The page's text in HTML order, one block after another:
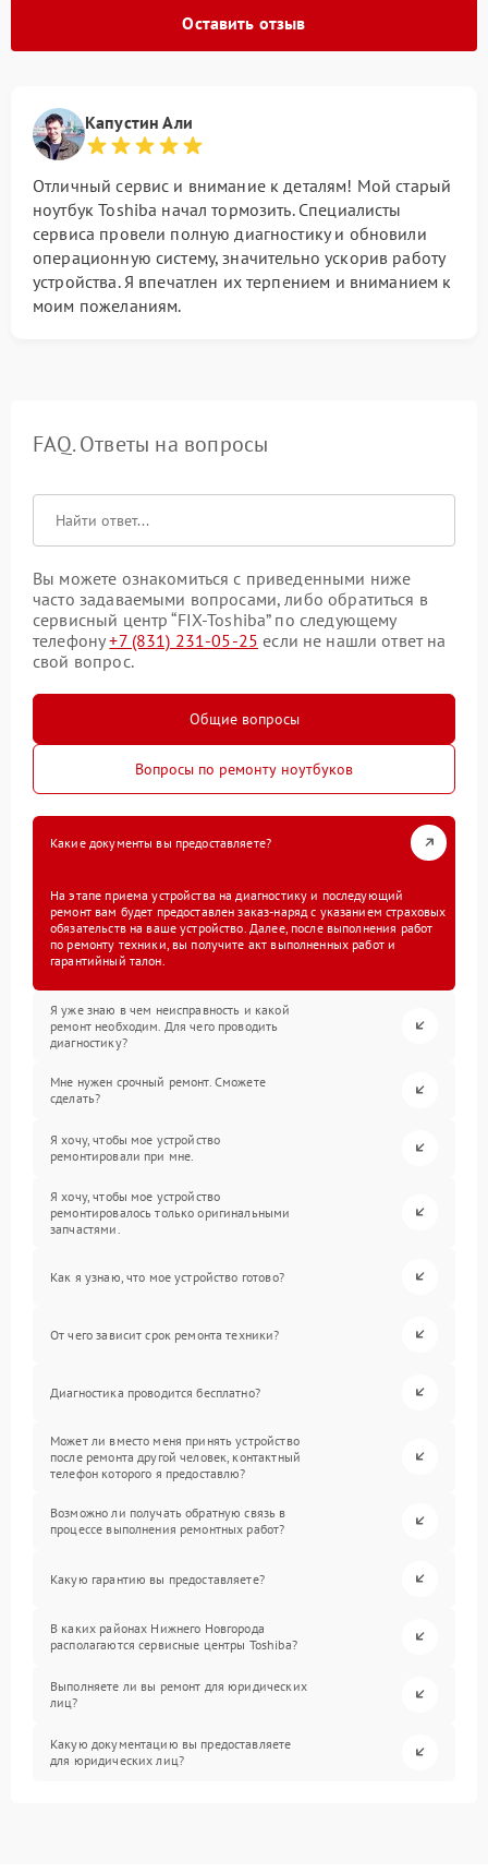
Оставить отзыв
Капустин Али
Отличный сервис и внимание к деталям! Мой старый
ноутбук Toshiba начал тормозить. Специалисты
сервиса провели полную диагностику и обновили
операционную систему, значительно ускорив работу
устройства. Я впечатлен их терпением и вниманием к
моим пожеланиям.
FAQ. Ответы на вопросы
Вы можете ознакомиться с приведенными ниже
часто задаваемыми вопросами, либо обратиться в
сервисный центр “FIX-Toshiba” по следующему
телефону+7 (831) 231-05-25 если не нашли ответ на
свой вопрос.
Общие вопросы
Вопросы по ремонту ноутбуков
Какие документы вы предоставляете?
На этапе приема устройства на диагностику и последующий
ремонт вам будет предоставлен заказ-наряд с указанием страховых
обязательств на ваше устройство. Далее, после выполнения работ
по ремонту техники, вы получите акт выполненных работ и
гарантийный талон.
Я уже знаю в чем неисправность и какой
ремонт необходим. Для чего проводить
диагностику?
Мне нужен срочный ремонт. Сможете
сделать?
Я хочу, чтобы мое устройство
ремонтировали при мне.
Я хочу, чтобы мое устройство
ремонтировалось только оригинальными
запчастями.
Как я узнаю, что мое устройство готово?
От чего зависит срок ремонта техники?
Диагностика проводится бесплатно?
Может ли вместо меня принять устройство
после ремонта другой человек, контактный
телефон которого я предоставлю?
Возможно ли получать обратную связь в
процессе выполнения ремонтных работ?
Какую гарантию вы предоставляете?
В каких районах Нижнего Новгорода
располагаются сервисные центры Toshiba?
Выполняете ли вы ремонт для юридических
лиц?
Какую документацию вы предоставляете
для юридических лиц?